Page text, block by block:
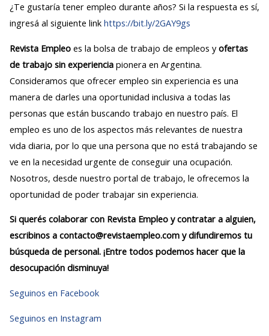
¿Te gustaría tener empleo durante años? Si la respuesta es sí,
ingresá al siguiente link https://bit.ly/2GAY9gs
Revista Empleo es la bolsa de trabajo de empleos yofertas
de trabajo sin experiencia pionera en Argentina.
Consideramos que ofrecer empleo sin experiencia es una
manera de darles una oportunidad inclusiva a todas las
personas que están buscando trabajo en nuestro país. El
empleo es uno de los aspectos más relevantes de nuestra
vida diaria, por lo que una persona que no está trabajando se
ve en la necesidad urgente de conseguir una ocupación.
Nosotros, desde nuestro portal de trabajo, le ofrecemos la
oportunidad de poder trabajar sin experiencia.
Si querés colaborar con Revista Empleo y contratar a alguien,
escribinos a contacto@revistaempleo.com y difundiremos tu
búsqueda de personal. ¡Entre todos podemos hacer que la
desocupación disminuya!
Seguinos en Facebook
Seguinos en Instagram